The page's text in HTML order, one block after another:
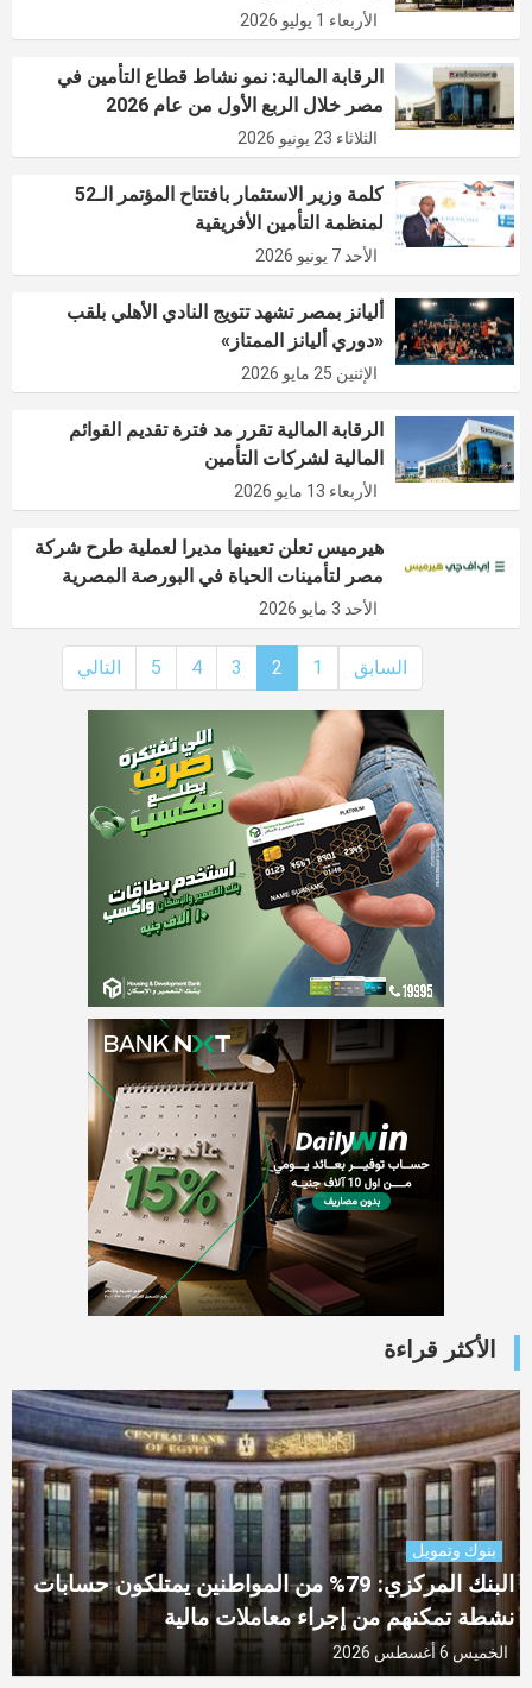
الأربعاء 1 يوليو 2026
الرقابة المالية: نمو نشاط قطاع التأمين في
مصر خلال الربع الأول من عام 2026
الثلاثاء 23 يونيو 2026
كلمة وزير الاستثمار بافتتاح المؤتمر الـ52
لمنظمة التأمين الأفريقية
الأحد 7 يونيو 2026
أليانز بمصر تشهد تتويج النادي الأهلي بلقب
«دوري أليانز الممتاز»
الإثنين 25 مايو 2026
الرقابة المالية تقرر مد فترة تقديم القوائم
المالية لشركات التأمين
الأربعاء 13 مايو 2026
هيرميس تعلن تعيينها مديرا لعملية طرح شركة
مصر لتأمينات الحياة في البورصة المصرية
الأحد 3 مايو 2026
السابق 1
2
3
4
5 التالي
الأكثر قراءة
بنوك وتمويل
البنك المركزي: 79% من المواطنين يمتلكون حسابات
نشطة تمكنهم من إجراء معاملات مالية
الخميس 6 أغسطس 2026